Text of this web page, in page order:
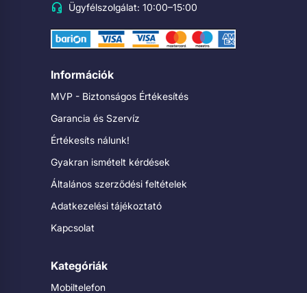
Ügyfélszolgálat: 10:00–15:00
Információk
MVP - Biztonságos Értékesítés
Garancia és Szervíz
Értékesíts nálunk!
Gyakran ismételt kérdések
Általános szerződési feltételek
Adatkezelési tájékoztató
Kapcsolat
Kategóriák
Mobiltelefon